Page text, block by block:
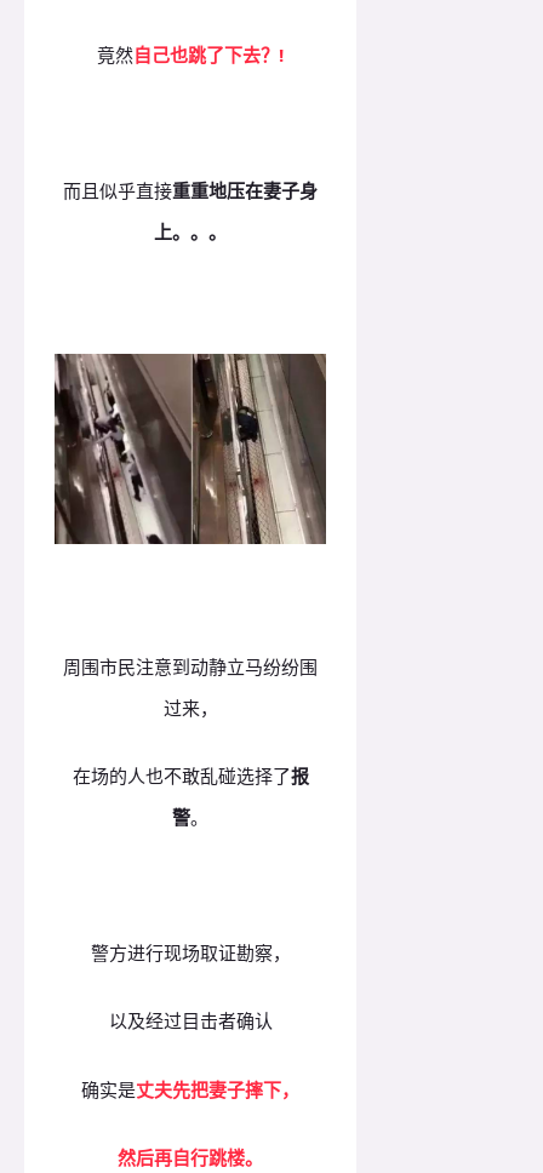
竟然自己也跳了下去？!
而且似乎直接重重地压在妻子身
上。。。
周围市民注意到动静立马纷纷围
过来，
在场的人也不敢乱碰选择了报
警。
警方进行现场取证勘察，
以及经过目击者确认
确实是丈夫先把妻子摔下，
然后再自行跳楼。